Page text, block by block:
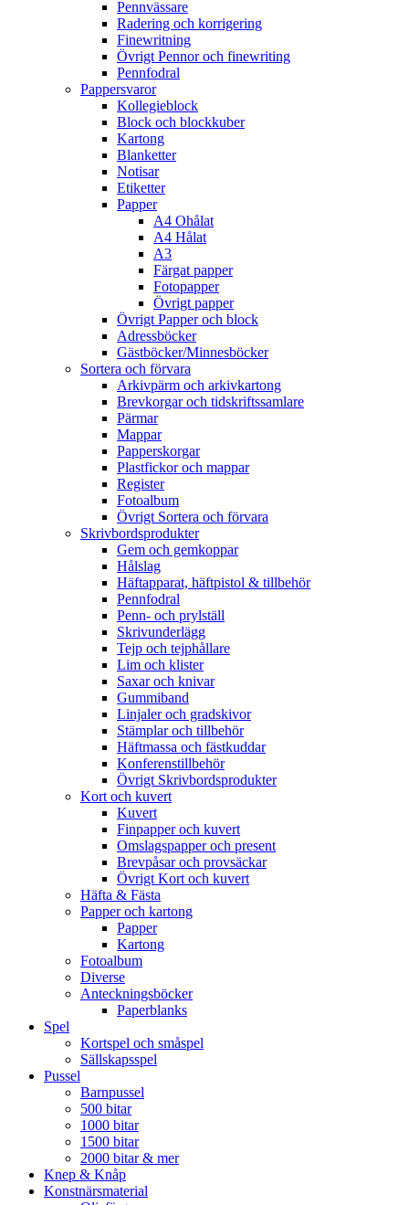
Pennvässare
Radering och korrigering
Finewritning
Övrigt Pennor och finewriting
Pennfodral
Pappersvaror
Kollegieblock
Block och blockkuber
Kartong
Blanketter
Notisar
Etiketter
Papper
A4 Ohålat
A4 Hålat
A3
Färgat papper
Fotopapper
Övrigt papper
Övrigt Papper och block
Adressböcker
Gästböcker/Minnesböcker
Sortera och förvara
Arkivpärm och arkivkartong
Brevkorgar och tidskriftssamlare
Pärmar
Mappar
Papperskorgar
Plastfickor och mappar
Register
Fotoalbum
Övrigt Sortera och förvara
Skrivbordsprodukter
Gem och gemkoppar
Hålslag
Häftapparat, häftpistol & tillbehör
Pennfodral
Penn- och prylställ
Skrivunderlägg
Tejp och tejphållare
Lim och klister
Saxar och knivar
Gummiband
Linjaler och gradskivor
Stämplar och tillbehör
Häftmassa och fästkuddar
Konferenstillbehör
Övrigt Skrivbordsprodukter
Kort och kuvert
Kuvert
Finpapper och kuvert
Omslagspapper och present
Brevpåsar och provsäckar
Övrigt Kort och kuvert
Häfta & Fästa
Papper och kartong
Papper
Kartong
Fotoalbum
Diverse
Anteckningsböcker
Paperblanks
Spel
Kortspel och småspel
Sällskapsspel
Pussel
Barnpussel
500 bitar
1000 bitar
1500 bitar
2000 bitar & mer
Knep & Knåp
Konstnärsmaterial